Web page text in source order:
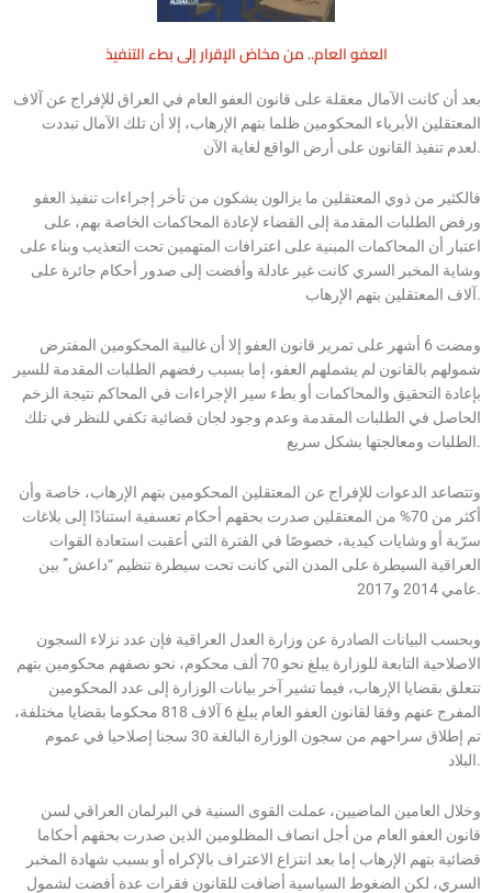
العفو العام.. من مخاض الإقرار إلى بطء التنفيذ
بعد أن كانت الآمال معقلة على قانون العفو العام في العراق للإفراج عن آلاف
المعتقلين الأبرياء المحكومين ظلما بتهم الإرهاب، إلا أن تلك الآمال تبددت
لعدم تنفيذ القانون على أرض الواقع لغاية الآن.
فالكثير من ذوي المعتقلين ما يزالون يشكون من تأخر إجراءات تنفيذ العفو
ورفض الطلبات المقدمة إلى القضاء لإعادة المحاكمات الخاصة بهم، على
اعتبار أن المحاكمات المبنية على اعترافات المتهمين تحت التعذيب وبناء على
وشاية المخبر السري كانت غير عادلة وأفضت إلى صدور أحكام جائرة على
آلاف المعتقلين بتهم الإرهاب.
ومضت 6 أشهر على تمرير قانون العفو إلا أن غالبية المحكومين المفترض
شمولهم بالقانون لم يشملهم العفو، إما بسبب رفضهم الطلبات المقدمة للسير
بإعادة التحقيق والمحاكمات أو بطء سير الإجراءات في المحاكم نتيجة الزخم
الحاصل في الطلبات المقدمة وعدم وجود لجان قضائية تكفي للنظر في تلك
الطلبات ومعالجتها بشكل سريع.
وتتصاعد الدعوات للإفراج عن المعتقلين المحكومين بتهم الإرهاب، خاصة وأن
أكثر من 70% من المعتقلين صدرت بحقهم أحكام تعسفية استنادًا إلى بلاغات
سرّية أو وشايات كيدية، خصوصًا في الفترة التي أعقبت استعادة القوات
العراقية السيطرة على المدن التي كانت تحت سيطرة تنظيم “داعش” بين
عامي 2014 و2017.
وبحسب البيانات الصادرة عن وزارة العدل العراقية فإن عدد نزلاء السجون
الاصلاحية التابعة للوزارة يبلغ نحو 70 ألف محكوم، نحو نصفهم محكومين بتهم
تتعلق بقضايا الإرهاب، فيما تشير آخر بيانات الوزارة إلى عدد المحكومين
المفرج عنهم وفقا لقانون العفو العام يبلغ 6 آلاف 818 محكوما بقضايا مختلفة،
تم إطلاق سراحهم من سجون الوزارة البالغة 30 سجنا إصلاحيا في عموم
البلاد.
وخلال العامين الماضيين، عملت القوى السنية في البرلمان العراقي لسن
قانون العفو العام من أجل انصاف المظلومين الذين صدرت بحقهم أحكاما
قضائية بتهم الإرهاب إما بعد انتزاع الاعتراف بالإكراه أو بسبب شهادة المخبر
السري، لكن الضغوط السياسية أضافت للقانون فقرات عدة أفضت لشمول